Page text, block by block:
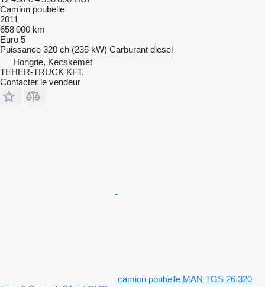
Camion poubelle
2011
658 000 km
Euro 5
Puissance 320 ch (235 kW) Carburant diesel
Hongrie, Kecskemet
TEHER-TRUCK KFT.
Contacter le vendeur
camion poubelle MAN TGS 26.320